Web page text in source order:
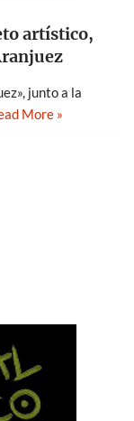
artístico,
junto a la
More »